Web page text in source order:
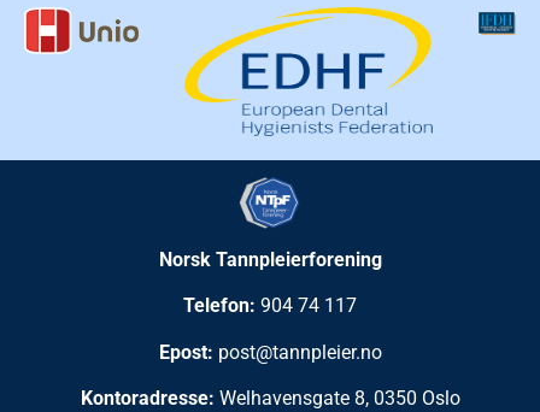
Norsk Tannpleierforening
Telefon: 904 74 117
Epost: post@tannpleier.no
Kontoradresse: Welhavensgate 8, 0350 Oslo